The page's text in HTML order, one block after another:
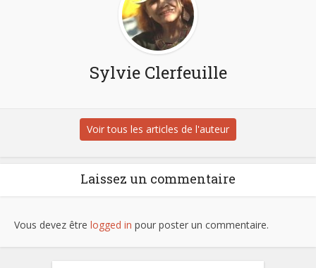
Sylvie Clerfeuille
Voir tous les articles de l'auteur
Laissez un commentaire
Vous devez être logged in pour poster un commentaire.